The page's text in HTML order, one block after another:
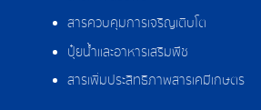
สารควบคุมการเจริญเติบโต
ปุ๋ยน้ำและอาหารเสริมพืช
สารเพิ่มประสิทธิภาพสารเคมีเกษตร